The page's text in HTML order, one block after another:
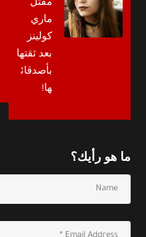
مقتل
ماري
كولينز
بعد ثقتها
بأصدقائ
ها!
ما هو رأيك؟